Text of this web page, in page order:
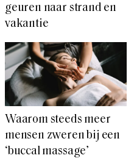
geuren naar strand en
vakantie
Waarom steeds meer
mensen zweren bij een
‘buccal massage’